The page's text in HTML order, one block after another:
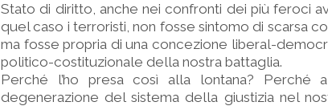
Stato di diritto, anche nei confronti dei più feroci
quel caso i terroristi, non fosse sintomo di scarsa
ma fosse propria di una concezione liberal-
politico-costituzionale della nostra battaglia.
Perché l’ho presa così alla lontana?
degenerazione del sistema della giustizia nel